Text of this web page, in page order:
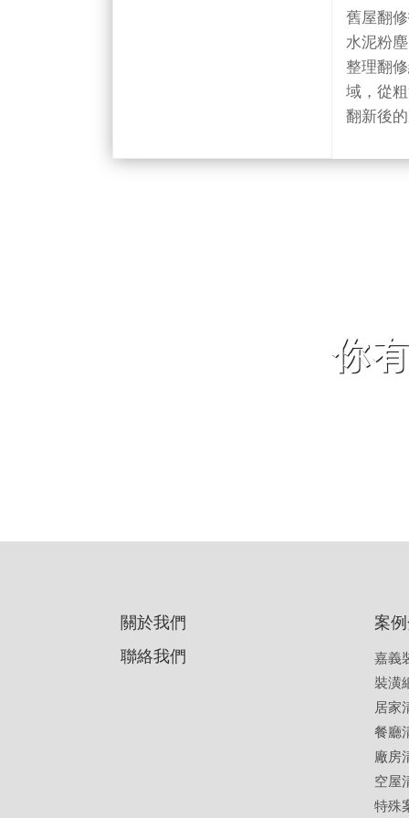
舊屋翻
水泥粉
整理翻
域，從
翻新後
你
關於我們
聯絡我們
案
嘉義
裝潢
居家
餐廳
廠房
空屋
特殊